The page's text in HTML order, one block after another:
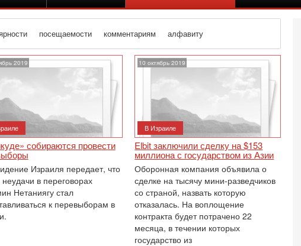
посещаемости комментариям алфавиту
2019
собираются провести
Израиля передает, что
в переговорах
Нетаниягу стал
к перевыборам в
10 октябрь 2019
В Израиле
Elbit заключили сделку на $153
миллиона с государством из Азии
Оборонная компания объявила о
сделке на тысячу мини-разведчиков
со страной, назвать которую
отказалась. На воплощение
контракта будет потрачено 22
месяца, в течении которых
государство из